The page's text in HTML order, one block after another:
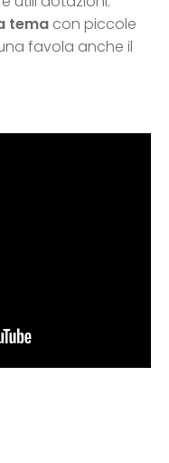
tema con piccole
favola anche il